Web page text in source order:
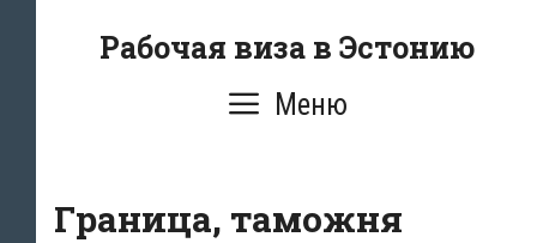
Рабочая виза в Эстонию
Меню
Граница, таможня